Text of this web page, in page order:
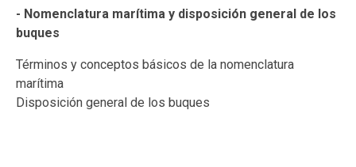
- Nomenclatura marítima y disposición general de los
buques
Términos y conceptos básicos de la nomenclatura
marítima
Disposición general de los buques